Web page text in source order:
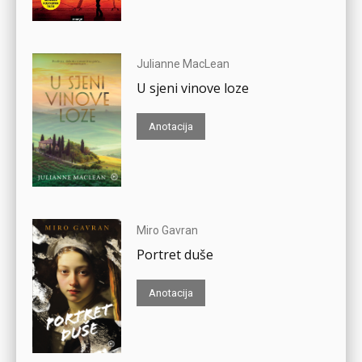
Julianne MacLean
U sjeni vinove loze
Anotacija
Miro Gavran
Portret duše
Anotacija